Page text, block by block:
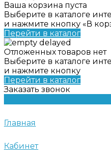
Ваша корзина пуста
Выберите в каталоге
и нажмите кнопку «В
Перейти в каталог
Отложенных товаров нет
Выберите в каталоге
и нажмите кнопку
Перейти в каталог
Заказать звонок
Главная
Кабинет